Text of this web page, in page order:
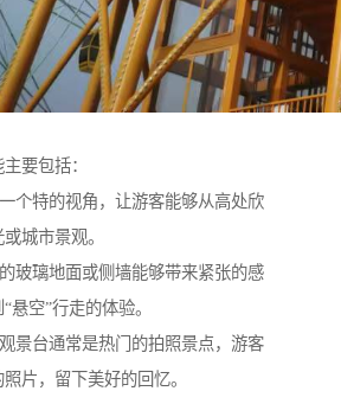
要包括：
个特的视角，让游客能够从高处欣
城市景观。
玻璃地面或侧墙能够带来紧张的感
悬空”行走的体验。
景台通常是热门的拍照景点，游客
片，留下美好的回忆。